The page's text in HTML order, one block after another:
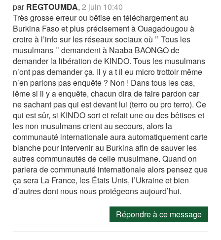
parREGTOUMDA,2 juin 10:40
Très grosse erreur ou bêtise en téléchargement au
Burkina Faso et plus précisement à Ouagadougou à
croire à l’info sur les réseaux sociaux où ’’ Tous les
musulmans ’’ demandent à Naaba BAONGO de
demander la libération de KINDO. Tous les musulmans
n’ont pas demander ça. Il y a t il eu micro trottoir même
n’en parlons pas enquête ? Non ! Dans tous les cas,
lême si il y a enquête, chacun dira de faire pardon car
ne sachant pas qui est devant lui (terro ou pro terro). Ce
qui est sûr, si KINDO sort et refait une ou des bêtises et
les non musulmans crient au secours, alors la
communauté internationale aura automatiquement carte
blanche pour intervenir au Burkina afin de sauver les
autres communautés de celle musulmane. Quand on
parlera de communauté internationale alors pensez que
ça sera La France, les États Unis, l’Ukraine et bien
d’autres dont nous nous protégeons aujourd’hui.
Répondre à ce message